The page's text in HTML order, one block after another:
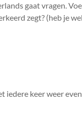
gaat vragen.
zegt? (heb je
keer weer